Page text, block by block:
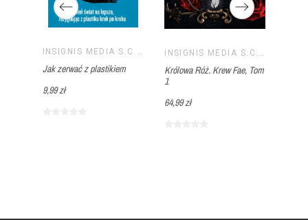
INSIGNIS MEDIA S.C. PAWEŁ BRZOZOWSKI TOMASZ BRZOZOWSKI
Jak zerwać z plastikiem
9,99 zł
INSIGNIS MEDIA S.C. PAWEŁ BRZOZOWSKI TOMASZ BRZOZOWSKI
Królowa Róż. Krew Fae, Tom
1
64,99 zł